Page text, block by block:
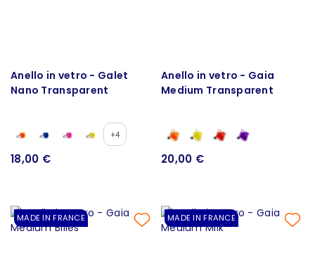
Anello in vetro - Galet
Nano Transparent
+4
18,00 €
Anello in vetro - Gaia
Medium Transparent
20,00 €
MADE IN FRANCE MADE IN FRANCE